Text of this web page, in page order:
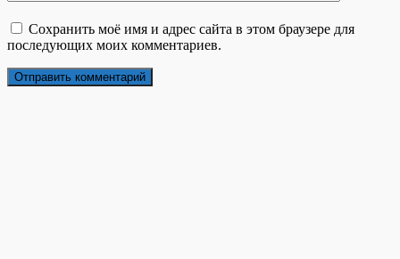
Сохранить моё имя и адрес сайта в этом браузере для
последующих моих комментариев.